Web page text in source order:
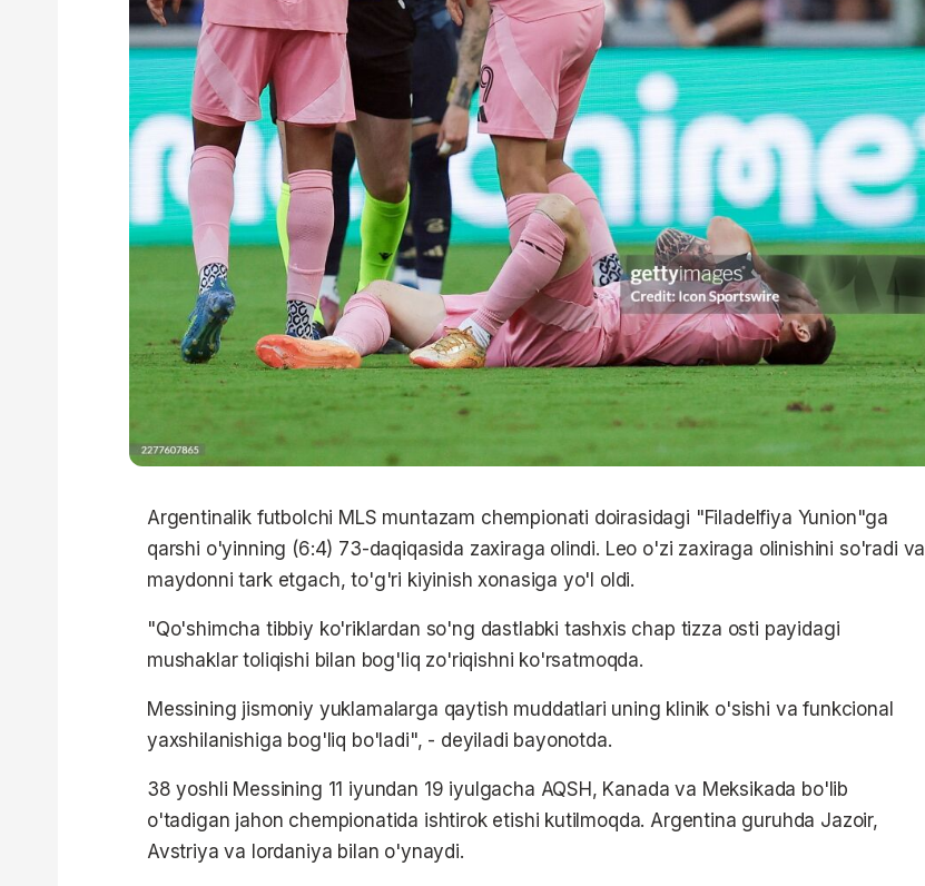
Argentinalik futbolchi MLS muntazam chempionati doirasidagi "Filadelfiya Yunion"ga
qarshi o'yinning (6:4) 73-daqiqasida zaxiraga olindi. Leo o'zi zaxiraga olinishini so'radi va
maydonni tark etgach, to'g'ri kiyinish xonasiga yo'l oldi.
"Qo'shimcha tibbiy ko'riklardan so'ng dastlabki tashxis chap tizza osti payidagi
mushaklar toliqishi bilan bog'liq zo'riqishni ko'rsatmoqda.
Messining jismoniy yuklamalarga qaytish muddatlari uning klinik o'sishi va funkcional
yaxshilanishiga bog'liq bo'ladi", - deyiladi bayonotda.
38 yoshli Messining 11 iyundan 19 iyulgacha AQSH, Kanada va Meksikada bo'lib
o'tadigan jahon chempionatida ishtirok etishi kutilmoqda. Argentina guruhda Jazoir,
Avstriya va Iordaniya bilan o'ynaydi.